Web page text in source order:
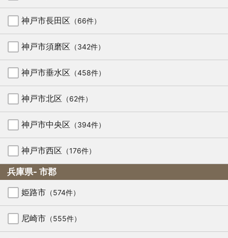
神戸市長田区 （66件）
神戸市須磨区 （342件）
神戸市垂水区 （458件）
神戸市北区 （62件）
神戸市中央区 （394件）
神戸市西区 （176件）
兵庫県- 市郡
姫路市 （574件）
尼崎市 （555件）